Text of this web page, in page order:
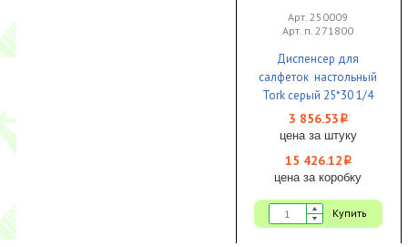
Арт. 250009
Арт. п. 271800
Диспенсер для
салфеток настольный
Tork серый 25*30 1/4
3 856.53 i
цена за штуку
15 426.12 i
цена за коробку
Купить